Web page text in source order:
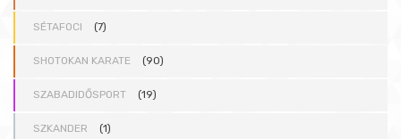
SÉTAFOCI (7)
SHOTOKAN KARATE (90)
SZABADIDŐSPORT (19)
SZKANDER (1)